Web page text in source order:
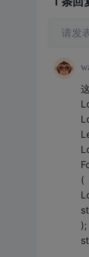
请发
(
);